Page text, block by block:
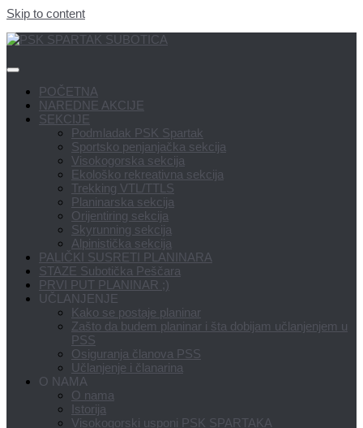
Skip to content
POČETNA
NAREDNE AKCIJE
SEKCIJE
Podmladak PSK Spartak
Sportsko penjanjačka sekcija
Visokogorska sekcija
Ekološko rekreativna sekcija
Trekking VTL/TTLS
Planinarska sekcija
Orijentiring sekcija
Skyrunning sekcija
Alpinistička sekcija
PALIČKI SUSRETI PLANINARA
STAZE Subotička Peščara
PRVI PUT PLANINAR ;)
UČLANJENJE
Kako se postaje planinar
Zašto da budem planinar i šta dobijam učlanjenjem u
PSS
Osiguranja članova PSS
Učlanjenje i članarina
O NAMA
O nama
Istorija
Visokogorski usponi PSK SPARTAKA